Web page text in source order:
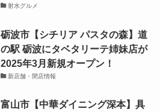
射水グルメ
砺波市【シチリア パスタの森】道
の駅 砺波にタベタリーテ姉妹店が
2025年3月新規オープン！
新店舗・閉店情報
富山市【中華ダイニング深本】具